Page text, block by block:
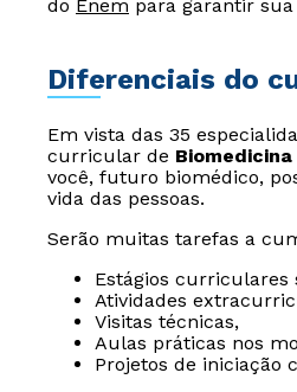
do Enem para garantir
Diferenciais do
Em vista das 35
curricular de Biomedicina
você, futuro biomédico,
vida das pessoas.
Serão muitas tarefas a
Estágios curriculares
Atividades
Visitas técnicas,
Aulas práticas nos
Projetos de iniciação